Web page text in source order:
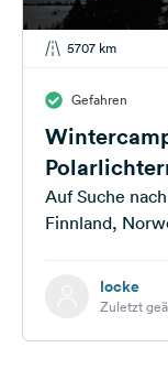
5707 km
Gefahren
Auf Suche
Finnland,
locke
Zuletzt